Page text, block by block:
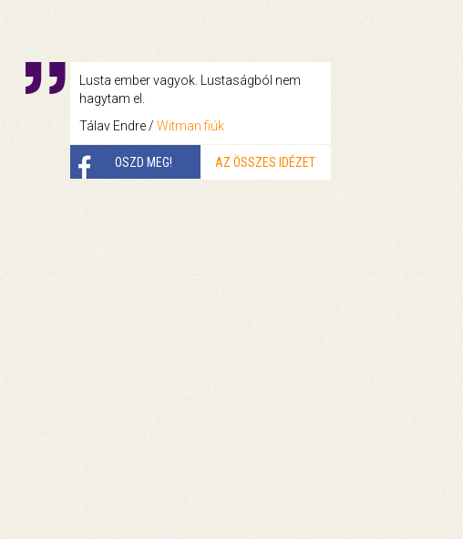
Lusta ember vagyok. Lustaságból nem
hagytam el.
Tálav Endre / Witman fiúk
OSZD MEG! AZ ÖSSZES IDÉZET